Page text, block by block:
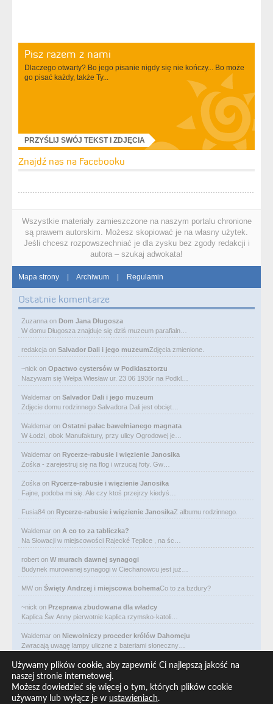
Pisz razem z nami
Dlaczego otwarty? Bo jego pisanie nigdy się nie kończy... Bo może
go pisać każdy, także Ty...
PRZYŚLIJ SWÓJ TEKST I ZDJĘCIA
Znajdź nas na Facebooku
Wszystkie materiały zamieszczone na naszym portalu chronione
są prawem autorskim. Możesz skopiować je na własny użytek.
Jeśli chcesz rozpowszechniać je dla zysku bez zgody redakcji i
autora – szukaj adwokata!
Mapa strony | Archiwum | Regulamin
Ostatnie komentarze
Zuzanna on Dom Jana Długosza
W domu Długosza znajduje się dziś muzeum parafialn…
redakcja on Salvador Dali i jego muzeumZdjęcia zmienione.
~nick on Opactwo cystersów w Podklasztorzu
Nazywam się Wełpa Wiesław ur. 23 06 1936r na Podkl…
Waldemar on Salvador Dali i jego muzeum
Zdjęcie domu rodzinnego Salvadora Dali jest obcięt…
Waldemar on Ostatni pałac bawełnianego magnata
W Łodzi, obok Manufaktury, przy ulicy Ogrodowej je…
Waldemar on Rycerze-rabusie i więzienie Janosika
Zośka - zarejestruj się na flog i wrzucaj foty. Gw…
Zośka on Rycerze-rabusie i więzienie Janosika
Fajne, podoba mi się. Ale czy ktoś przejrzy kiedyś…
Fusia84 on Rycerze-rabusie i więzienie JanosikaZ albumu rodzinnego.
Waldemar on A co to za tabliczka?
Na Słowacji w miejscowości Rajecké Teplice , na śc…
robert on W murach dawnej synagogi
Budynek murowanej synagogi w Ciechanowcu jest już…
MW on Święty Andrzej i miejscowa bohemaCo to za bzdury?
~nick on Przeprawa zbudowana dla władcy
Kaplica Św. Anny pierwotnie kaplica rzymsko-katoli…
Waldemar on Niewolniczy proceder królów Dahomeju
Zwracają uwagę lampy uliczne z bateriami słoneczny…
Waldemar on Adam Asnyk. Poeta z mojego miasta
CIEKAWOSTKA że pod banderą Malty pływa statek m/v…
Waldemar on
Historia na Wawelskim Wzgórzu
Używamy plików cookie, aby zapewnić Ci najlepszą jakość na
naszej stronie internetowej.
Możesz dowiedzieć się więcej o tym, których plików cookie
używamy lub wyłącz je w ustawieniach.